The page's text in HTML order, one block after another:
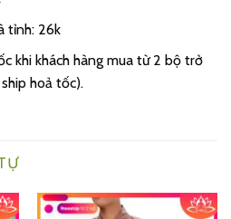
tỉnh: 26k
khi khách hàng mua từ 2 bộ trở
hoả tốc).